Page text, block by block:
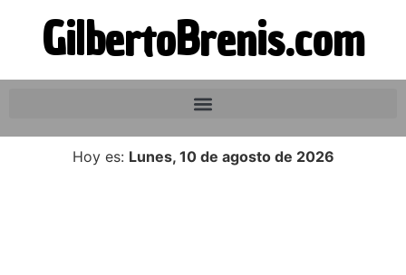
GilbertoBrenis.com
Hoy es: Lunes, 10 de agosto de 2026